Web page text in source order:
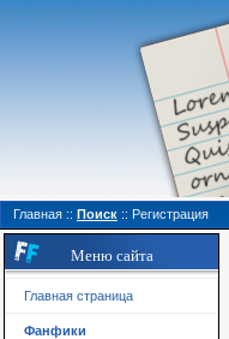
Главная :: Поиск :: Регистрация
Меню сайта
Главная страница
Фанфики